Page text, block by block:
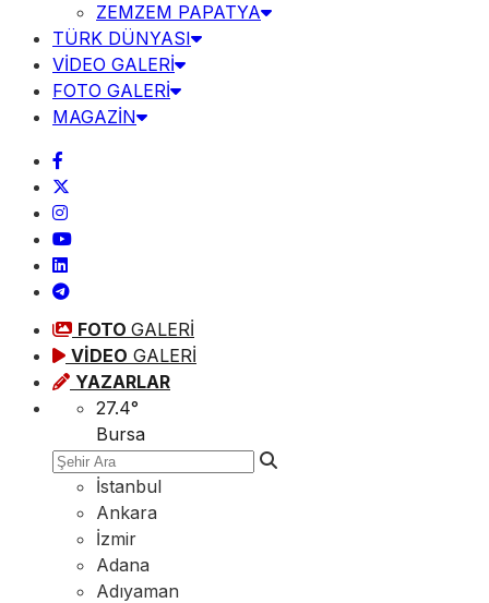
ZEMZEM PAPATYA
TÜRK DÜNYASI
VİDEO GALERİ
FOTO GALERİ
MAGAZİN
FOTO GALERİ
VİDEO GALERİ
YAZARLAR
27.4°
Bursa
İstanbul
Ankara
İzmir
Adana
Adıyaman